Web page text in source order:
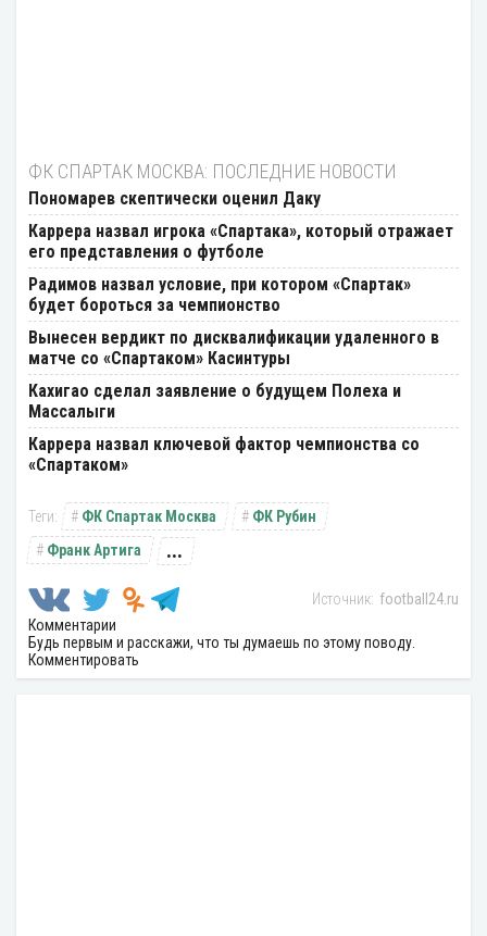
ФК СПАРТАК МОСКВА: ПОСЛЕДНИЕ НОВОСТИ
Пономарев скептически оценил Даку
Каррера назвал игрока «Спартака», который отражает
его представления о футболе
Радимов назвал условие, при котором «Спартак»
будет бороться за чемпионство
Вынесен вердикт по дисквалификации удаленного в
матче со «Спартаком» Касинтуры
Кахигао сделал заявление о будущем Полеха и
Массалыги
Каррера назвал ключевой фактор чемпионства со
«Спартаком»
ФК Спартак Москва
ФК Рубин
Франк Артига
...
football24.ru
Комментарии
Будь первым и расскажи, что ты думаешь по этому поводу.
Комментировать